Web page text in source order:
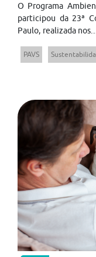
O Programa
participou da 23ª
Paulo, realizada nos...
PAVS